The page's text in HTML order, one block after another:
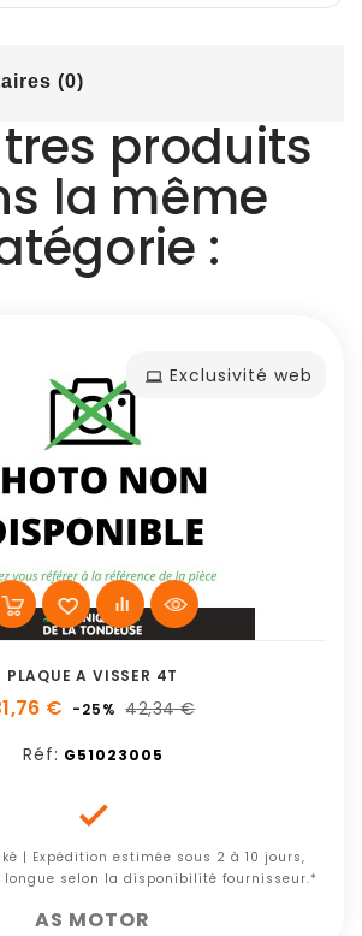
(0)
produits
la même
:
Exclusivité web
PLAQUE A VISSER 4T
€ -25% 42,34 €
Réf: G51023005

| Expédition estimée sous 2 à 10 jours,
selon la disponibilité fournisseur.*
AS MOTOR